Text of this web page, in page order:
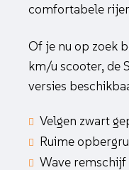
comfortabele
Of je nu op zoek
km/u scooter, de
versies
Velgen zwart
Ruime
Wave remschijf